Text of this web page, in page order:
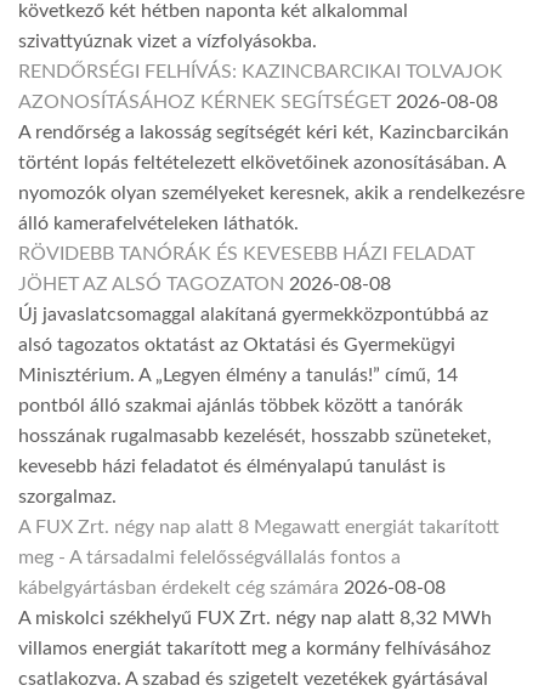
következő két hétben naponta két alkalommal
szivattyúznak vizet a vízfolyásokba.
RENDŐRSÉGI FELHÍVÁS: KAZINCBARCIKAI TOLVAJOK
AZONOSÍTÁSÁHOZ KÉRNEK SEGÍTSÉGET 2026-08-08
A rendőrség a lakosság segítségét kéri két, Kazincbarcikán
történt lopás feltételezett elkövetőinek azonosításában. A
nyomozók olyan személyeket keresnek, akik a rendelkezésre
álló kamerafelvételeken láthatók.
RÖVIDEBB TANÓRÁK ÉS KEVESEBB HÁZI FELADAT
JÖHET AZ ALSÓ TAGOZATON 2026-08-08
Új javaslatcsomaggal alakítaná gyermekközpontúbbá az
alsó tagozatos oktatást az Oktatási és Gyermekügyi
Minisztérium. A „Legyen élmény a tanulás!” című, 14
pontból álló szakmai ajánlás többek között a tanórák
hosszának rugalmasabb kezelését, hosszabb szüneteket,
kevesebb házi feladatot és élményalapú tanulást is
szorgalmaz.
A FUX Zrt. négy nap alatt 8 Megawatt energiát takarított
meg - A társadalmi felelősségvállalás fontos a
kábelgyártásban érdekelt cég számára 2026-08-08
A miskolci székhelyű FUX Zrt. négy nap alatt 8,32 MWh
villamos energiát takarított meg a kormány felhívásához
csatlakozva. A szabad és szigetelt vezetékek gyártásával